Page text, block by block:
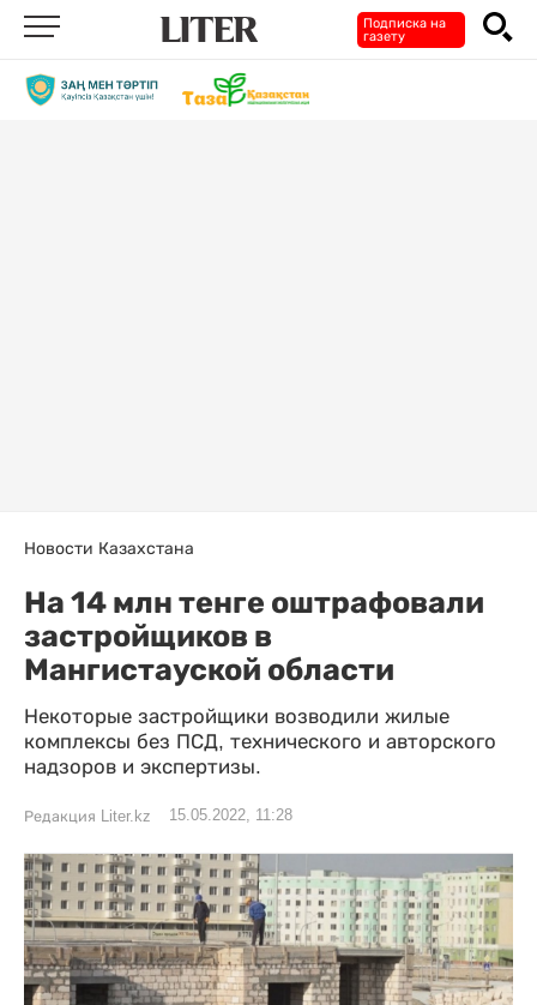
Подписка на
газету
Новости Казахстана
На 14 млн тенге оштрафовали
застройщиков в
Мангистауской области
Некоторые застройщики возводили жилые
комплексы без ПСД, технического и авторского
надзоров и экспертизы.
Редакция Liter.kz 15.05.2022, 11:28